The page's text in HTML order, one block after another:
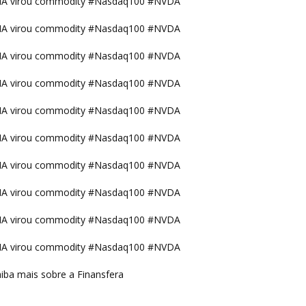
virou commodity #Nasdaq100 #NVDA
virou commodity #Nasdaq100 #NVDA
virou commodity #Nasdaq100 #NVDA
virou commodity #Nasdaq100 #NVDA
virou commodity #Nasdaq100 #NVDA
virou commodity #Nasdaq100 #NVDA
virou commodity #Nasdaq100 #NVDA
virou commodity #Nasdaq100 #NVDA
virou commodity #Nasdaq100 #NVDA
mais sobre a Finansfera